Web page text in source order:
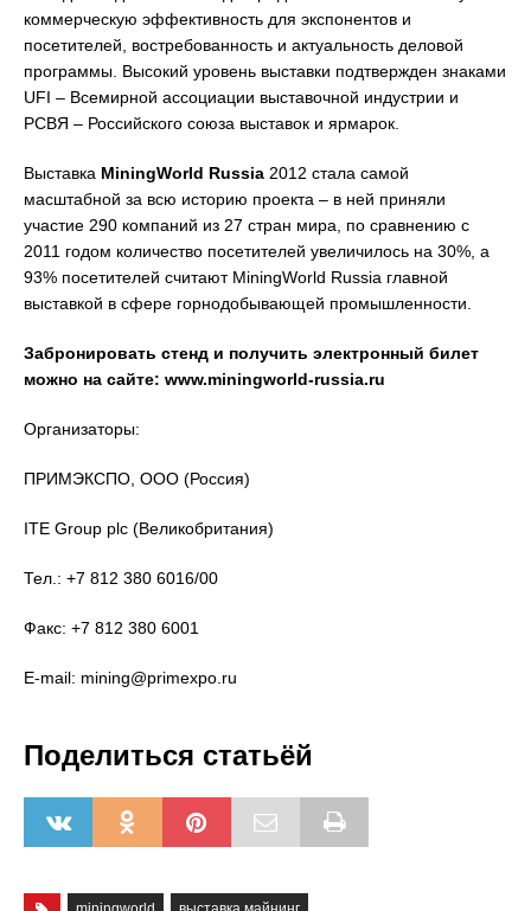
коммерческую эффективность для экспонентов и
посетителей, востребованность и актуальность деловой
программы. Высокий уровень выставки подтвержден знаками
UFI – Всемирной ассоциации выставочной индустрии и
РСВЯ – Российского союза выставок и ярмарок.
Выставка MiningWorld Russia 2012 стала самой
масштабной за всю историю проекта – в ней приняли
участие 290 компаний из 27 стран мира, по сравнению с
2011 годом количество посетителей увеличилось на 30%, а
93% посетителей считают MiningWorld Russia главной
выставкой в сфере горнодобывающей промышленности.
Забронировать стенд и получить электронный билет
можно на сайте: www.miningworld-russia.ru
Организаторы:
ПРИМЭКСПО, ООО (Россия)
ITE Group plc (Великобритания)
Тел.: +7 812 380 6016/00
Факс: +7 812 380 6001
E-mail: mining@primexpo.ru
Поделиться статьёй